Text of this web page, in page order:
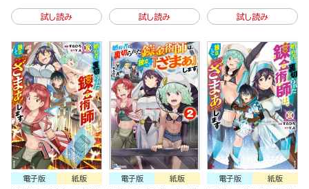
試し読み 試し読み 試し読み
紙版
電子版
紙版
電子版
紙版
電子版